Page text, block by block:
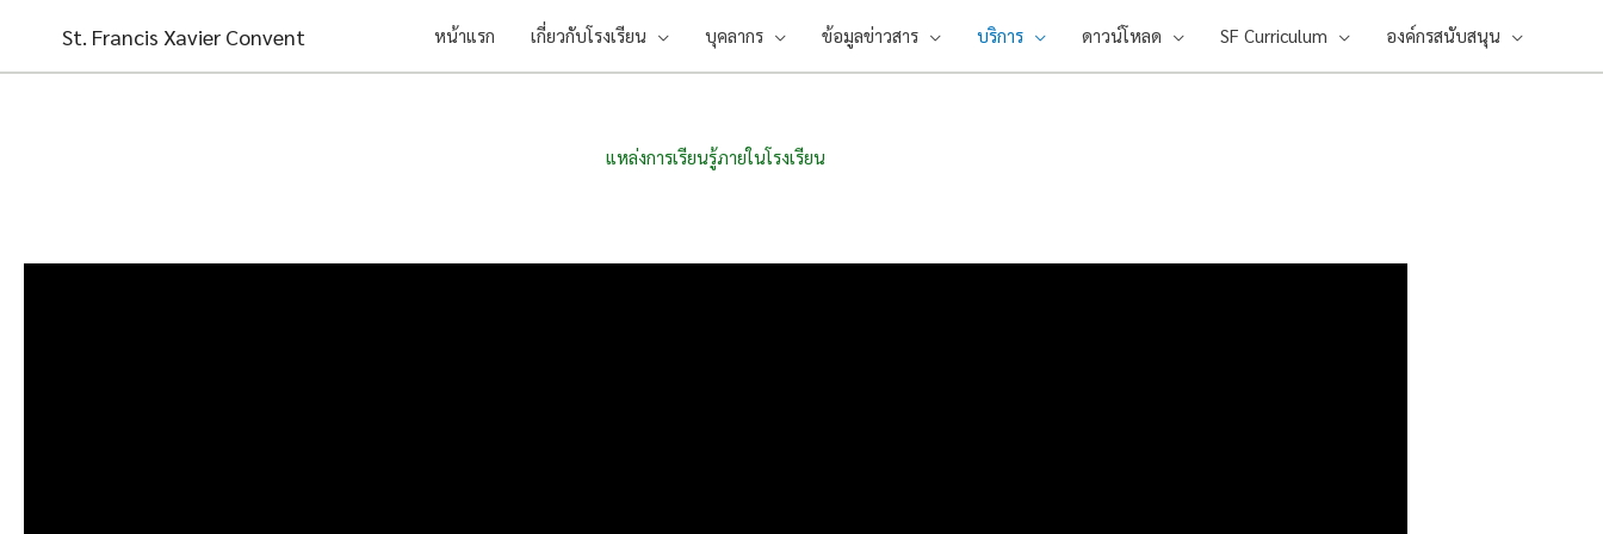
content
St. Francis Xavier Convent หน้าแรก เกี่ยวกับโรงเรียน บุคลากร ข้อมูลข่าวสาร บริการ ดาวน์โหลด SF Curriculum องค์กรสนับสนุน
แหล่งการเรียนรู้ภายในโรงเรียน